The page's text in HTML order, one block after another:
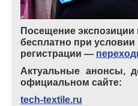
Посещение
бесплатно при
регистрации —
Актуальные анонсы,
официальном сайте:
tech-textile.ru